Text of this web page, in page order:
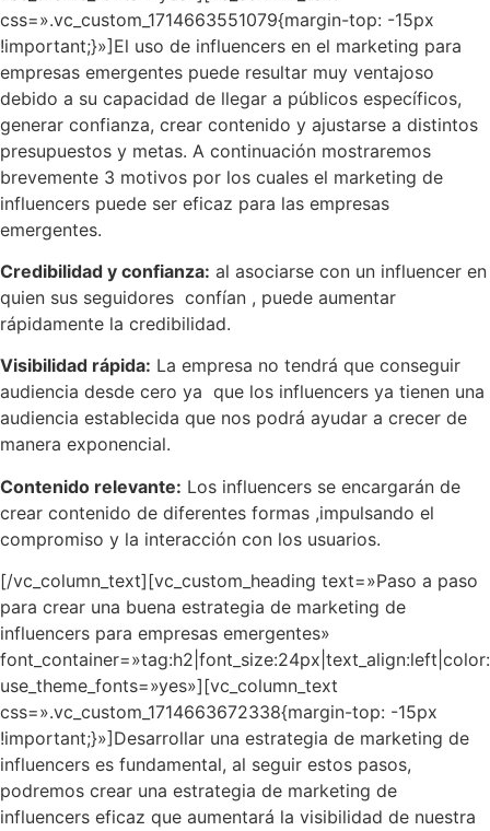
css=».vc_custom_1714663551079{margin-top: -15px
!important;}»]El uso de influencers en el marketing para
empresas emergentes puede resultar muy ventajoso
debido a su capacidad de llegar a públicos específicos,
generar confianza, crear contenido y ajustarse a distintos
presupuestos y metas. A continuación mostraremos
brevemente 3 motivos por los cuales el marketing de
influencers puede ser eficaz para las empresas
emergentes.
Credibilidad y confianza: al asociarse con un influencer en
quien sus seguidores confían , puede aumentar
rápidamente la credibilidad.
Visibilidad rápida: La empresa no tendrá que conseguir
audiencia desde cero ya que los influencers ya tienen una
audiencia establecida que nos podrá ayudar a crecer de
manera exponencial.
Contenido relevante: Los influencers se encargarán de
crear contenido de diferentes formas ,impulsando el
compromiso y la interacción con los usuarios.
[/vc_column_text][vc_custom_heading text=»Paso a paso
para crear una buena estrategia de marketing de
influencers para empresas emergentes»
use_theme_fonts=»yes»][vc_column_text
css=».vc_custom_1714663672338{margin-top: -15px
!important;}»] Desarrollar una estrategia de marketing de
influencers es fundamental, al seguir estos pasos,
podremos crear una estrategia de marketing de
influencers eficaz que aumentará la visibilidad de nuestra